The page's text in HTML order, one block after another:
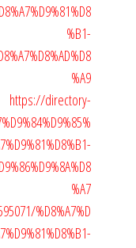
%B1-
%A9
https://directory-
%A7
%D8%A7%D